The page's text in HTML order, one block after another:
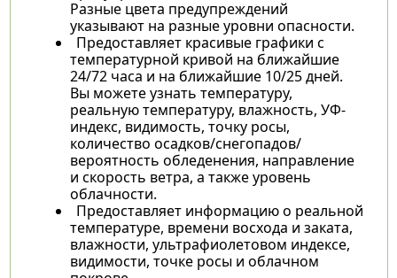
Разные цвета предупреждений
указывают на разные уровни опасности.
Предоставляет красивые графики с
температурной кривой на ближайшие
24/72 часа и на ближайшие 10/25 дней.
Вы можете узнать температуру,
реальную температуру, влажность, УФ-
индекс, видимость, точку росы,
количество осадков/снегопадов/
вероятность обледенения, направление
и скорость ветра, а также уровень
облачности.
Предоставляет информацию о реальной
температуре, времени восхода и заката,
влажности, ультрафиолетовом индексе,
видимости, точке росы и облачном